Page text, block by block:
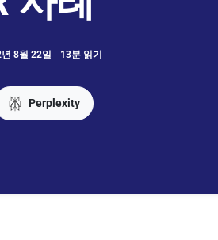
8월 22일 13분 읽기
Perplexity